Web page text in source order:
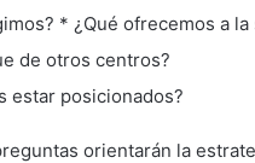
* ¿Qué ofrecemos a la
de otros centros?
estar posicionados?
orientarán la